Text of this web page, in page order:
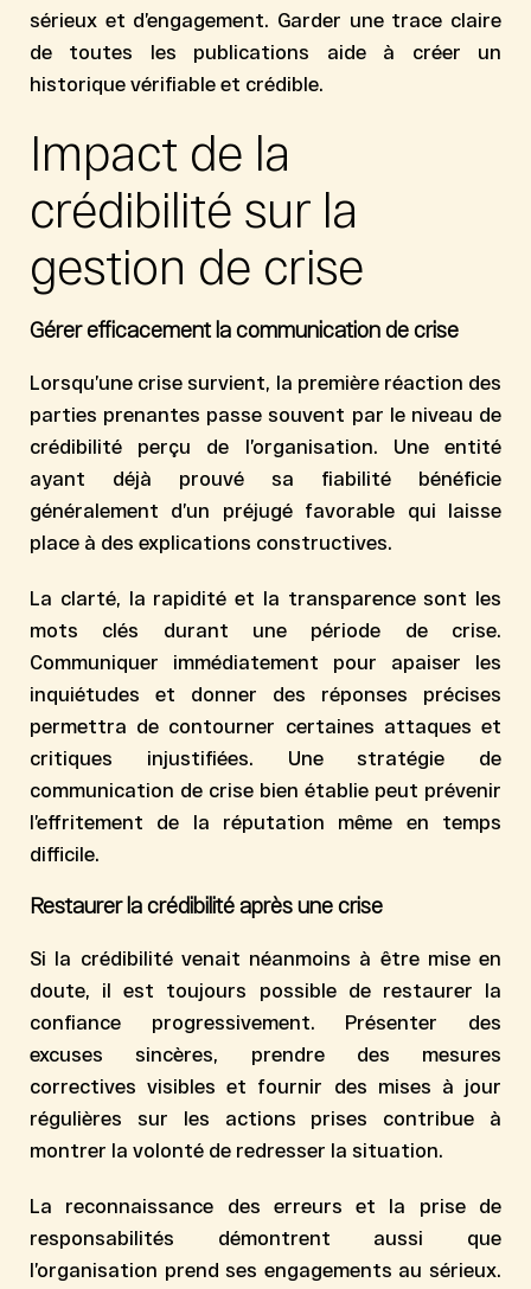
sérieux et d’engagement. Garder une trace claire
de toutes les publications aide à créer un
historique vérifiable et crédible.
Impact de la
crédibilité sur la
gestion de crise
Gérer efficacement la communication de crise
Lorsqu’une crise survient, la première réaction des
parties prenantes passe souvent par le niveau de
crédibilité perçu de l’organisation. Une entité
ayant déjà prouvé sa fiabilité bénéficie
généralement d’un préjugé favorable qui laisse
place à des explications constructives.
La clarté, la rapidité et la transparence sont les
mots clés durant une période de crise.
Communiquer immédiatement pour apaiser les
inquiétudes et donner des réponses précises
permettra de contourner certaines attaques et
critiques injustifiées. Une stratégie de
communication de crise bien établie peut prévenir
l’effritement de la réputation même en temps
difficile.
Restaurer la crédibilité après une crise
Si la crédibilité venait néanmoins à être mise en
doute, il est toujours possible de restaurer la
confiance progressivement. Présenter des
excuses sincères, prendre des mesures
correctives visibles et fournir des mises à jour
régulières sur les actions prises contribue à
montrer la volonté de redresser la situation.
La reconnaissance des erreurs et la prise de
responsabilités démontrent aussi que
l’organisation prend ses engagements au sérieux.